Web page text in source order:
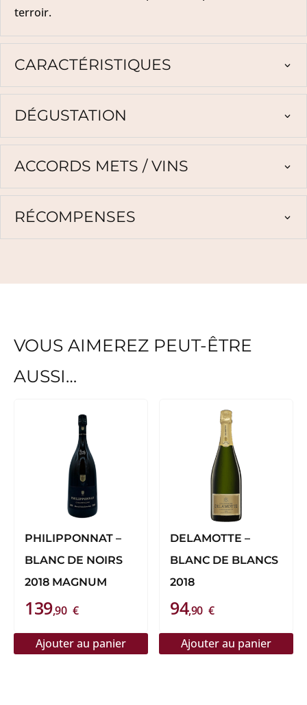
terroir.
CARACTÉRISTIQUES
DÉGUSTATION
ACCORDS METS / VINS
RÉCOMPENSES
VOUS AIMEREZ PEUT-ÊTRE
AUSSI…
PHILIPPONNAT –
BLANC DE NOIRS
2018 MAGNUM
139,90 €
Ajouter au panier
DELAMOTTE –
BLANC DE BLANCS
2018
94,90 €
Ajouter au panier